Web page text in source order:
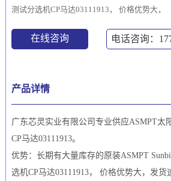
测试分选机CP马达03111913， 价格优势大，
在线咨询 电话咨询：
产品详情
广东芯灵实业有限公司专业供应ASMPT太
CP马达03111913。
优势：长期有大量库存的原装ASMPT
选机CP马达03111913， 价格优势大，发货